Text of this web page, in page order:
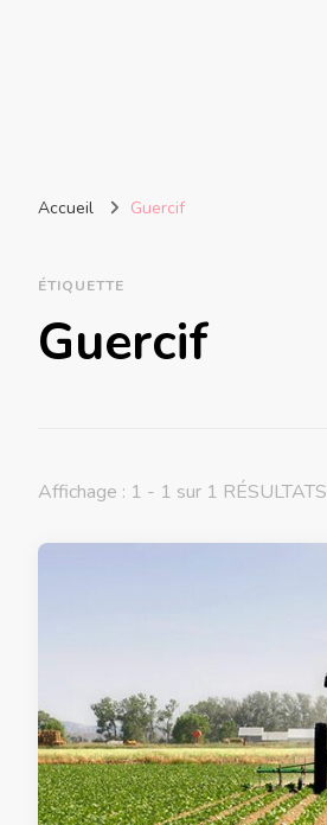
Accueil Guercif
ÉTIQUETTE
Guercif
Affichage : 1 - 1 sur 1 RÉSULTATS